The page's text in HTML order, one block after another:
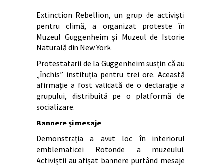
Extinction Rebellion, un grup de activiști
pentru climă, a organizat proteste în
Muzeul Guggenheim și Muzeul de Istorie
Naturală din New York.
Protestatarii de la Guggenheim susțin că au
„închis” instituția pentru trei ore. Această
afirmație a fost validată de o declarație a
grupului, distribuită pe o platformă de
socializare.
Bannere și mesaje
Demonstrația a avut loc în interiorul
emblematicei Rotonde a muzeului.
Activiștii au afișat bannere purtând mesaje